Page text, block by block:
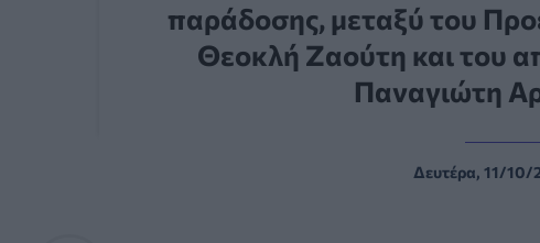
παράδοσης, μεταξύ του
Θεοκλή Ζαούτη και του
Παναγιώτη
Δευτέρα, 11/10/